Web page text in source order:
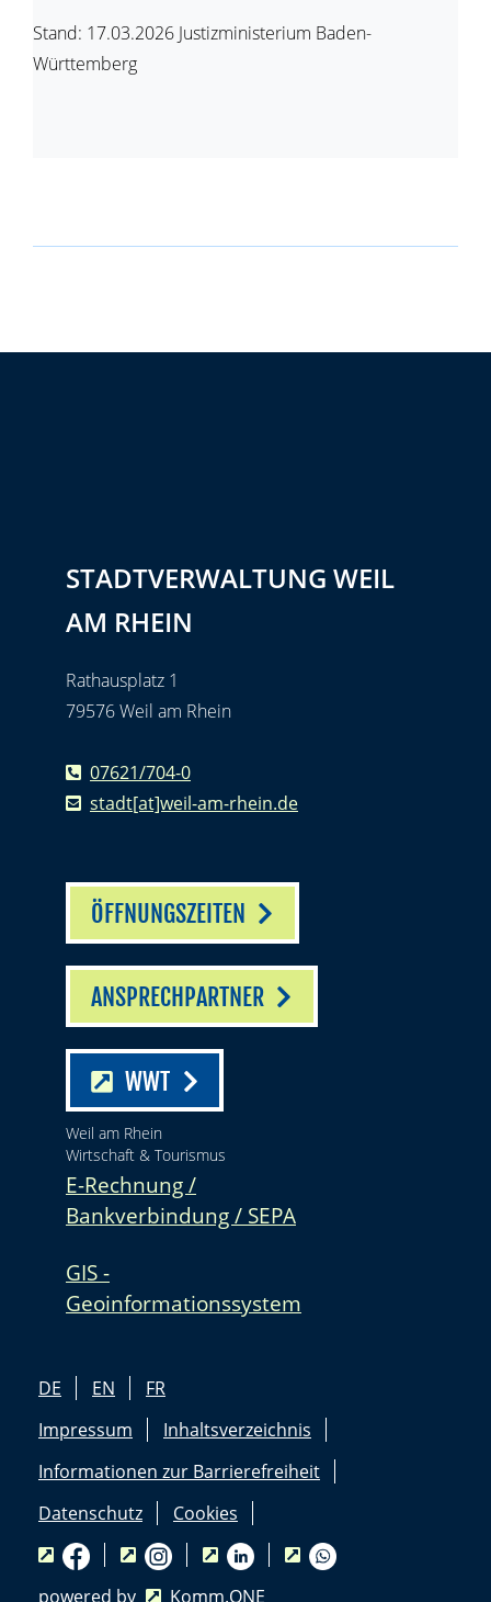
Stand: 17.03.2026 Justizministerium Baden-
Württemberg
STADTVERWALTUNG WEIL
AM RHEIN
Rathausplatz 1
79576 Weil am Rhein
07621/704-0
stadt[at]weil-am-rhein.de
ÖFFNUNGSZEITEN
ANSPRECHPARTNER
WWT
Weil am Rhein
Wirtschaft & Tourismus
E-Rechnung /
Bankverbindung / SEPA
GIS -
Geoinformationssystem
DE EN
FR
Impressum
Inhaltsverzeichnis
Informationen zur Barrierefreiheit
Datenschutz
Cookies
powered by Komm.ONE